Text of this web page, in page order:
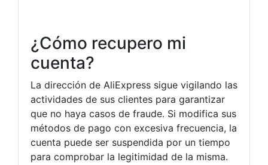
¿Cómo recupero mi
cuenta?
La dirección de AliExpress sigue vigilando las
actividades de sus clientes para garantizar
que no haya casos de fraude. Si modifica sus
métodos de pago con excesiva frecuencia, la
cuenta puede ser suspendida por un tiempo
para comprobar la legitimidad de la misma.